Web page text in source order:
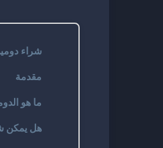
شراء
مقدمة
ما هو
هل يمكن